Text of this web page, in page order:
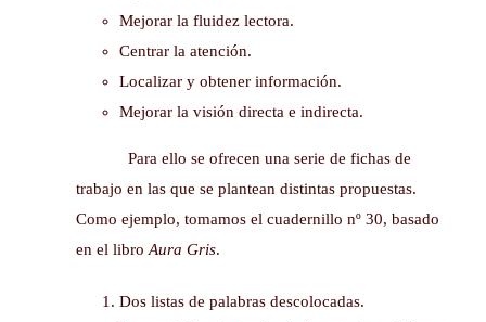
Mejorar la fluidez lectora.
Centrar la atención.
Localizar y obtener información.
Mejorar la visión directa e indirecta.
Para ello se ofrecen una serie de fichas de
trabajo en las que se plantean distintas propuestas.
Como ejemplo, tomamos el cuadernillo nº 30, basado
en el libro Aura Gris.
Dos listas de palabras descolocadas.